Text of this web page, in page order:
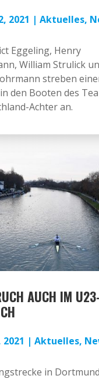
2021 | Aktuelles,
Eggeling, Henry
William Strulick
streben
den Booten des
Achter an.
AUCH IM
2021 | Aktuelles,
in